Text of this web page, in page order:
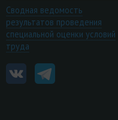
Сводная ведомость
результатов проведения
специальной оценки условий
труда